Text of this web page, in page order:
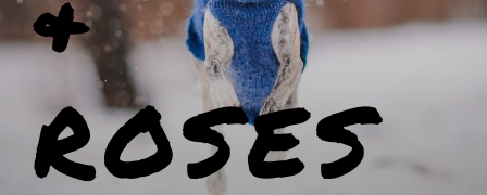
ROSES